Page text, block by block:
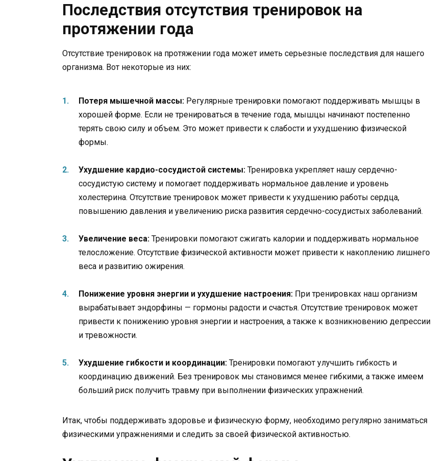
Последствия отсутствия тренировок на
протяжении года
Отсутствие тренировок на протяжении года может иметь серьезные последствия для нашего
организма. Вот некоторые из них:
Потеря мышечной массы: Регулярные тренировки помогают поддерживать мышцы в
хорошей форме. Если не тренироваться в течение года, мышцы начинают постепенно
терять свою силу и объем. Это может привести к слабости и ухудшению физической
формы.
Ухудшение кардио-сосудистой системы: Тренировка укрепляет нашу сердечно-
сосудистую систему и помогает поддерживать нормальное давление и уровень
холестерина. Отсутствие тренировок может привести к ухудшению работы сердца,
повышению давления и увеличению риска развития сердечно-сосудистых заболеваний.
Увеличение веса: Тренировки помогают сжигать калории и поддерживать нормальное
телосложение. Отсутствие физической активности может привести к накоплению лишнего
веса и развитию ожирения.
Понижение уровня энергии и ухудшение настроения: При тренировках наш организм
вырабатывает эндорфины — гормоны радости и счастья. Отсутствие тренировок может
привести к понижению уровня энергии и настроения, а также к возникновению депрессии
и тревожности.
Ухудшение гибкости и координации: Тренировки помогают улучшить гибкость и
координацию движений. Без тренировок мы становимся менее гибкими, а также имеем
больший риск получить травму при выполнении физических упражнений.
Итак, чтобы поддерживать здоровье и физическую форму, необходимо регулярно заниматься
физическими упражнениями и следить за своей физической активностью.